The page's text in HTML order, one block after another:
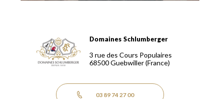
Domaines Schlumberger Vignerons 100% récoltants
Domaines Schlumberger
3 rue des Cours Populaires
68500Guebwiller(France)
03 89 74 27 00